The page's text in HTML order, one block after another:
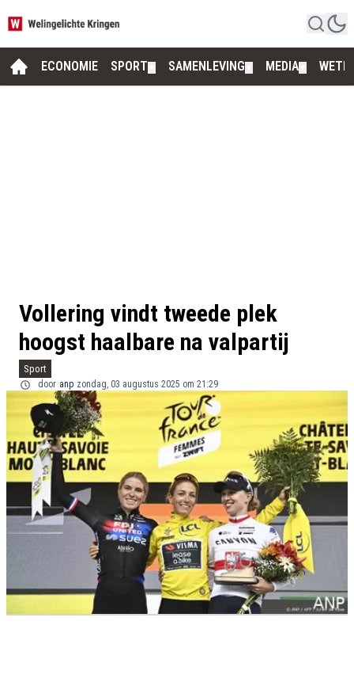
ECONOMIE SPORT SAMENLEVING MEDIA
Vollering vindt tweede plek
hoogst haalbare na valpartij
Sport
door anp zondag, 03 augustus 2025 om 21:29